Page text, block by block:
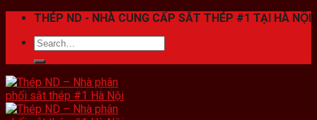
Skip
content
THÉP ND - NHÀ CUNG CẤP SẮT THÉP #1 TẠI HÀ NỘI
Search
for: